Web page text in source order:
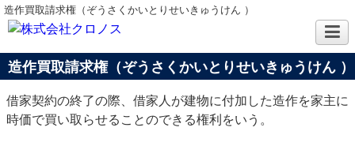
造作買取請求権（ぞうさくかいとりせいきゅうけん ）
造作買取請求権（ぞうさくかいとりせいきゅうけん ）
借家契約の終了の際、借家人が建物に付加した造作を家主に
時価で買い取らせることのできる権利をいう。